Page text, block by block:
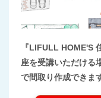
『LIFULL HOME'S
座を受講いただける
で間取り作成できま